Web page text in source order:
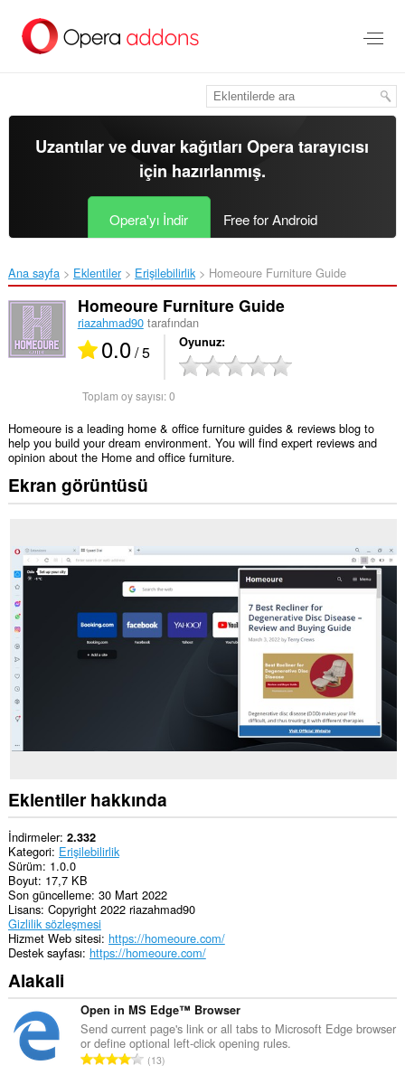
içeriğe
Uzantılar ve duvar kağıtlarıOpera tarayıcısı
için hazırlanmış.
Opera'yı İndir Free for Android
Ana sayfa Eklentiler Erişilebilirlik Homeoure Furniture Guide‎
Homeoure Furniture Guide
riazahmad90tarafından
0.0/ 5 Oyunuz
Toplam oy sayısı:0
Homeoure is a leading home & office furniture guides & reviews blog to
help you build your dream environment. You will find expert reviews and
opinion about the Home and office furniture.
Ekran görüntüsü
Eklentiler hakkında
İndirmeler 2.332
Kategori Erişilebilirlik
Sürüm 1.0.0
Boyut 17,7 KB
Son güncelleme 30 Mart 2022
Lisans Copyright 2022 riazahmad90
Gizlilik sözleşmesi
Hizmet Web sitesi https://homeoure.com/
Destek sayfası https://homeoure.com/
Alakali
Open in MS Edge™ Browser
Send current page's link or all tabs to Microsoft Edge browser
or define optional left-click opening rules.
T13